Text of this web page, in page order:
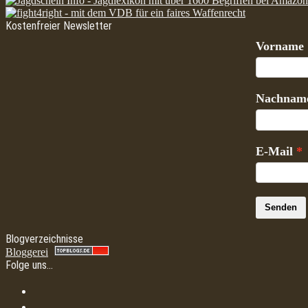
Kostenfreier Newsletter
Vorname
E-Mail
Senden
Blogverzeichnisse
Bloggerei
Folge uns…